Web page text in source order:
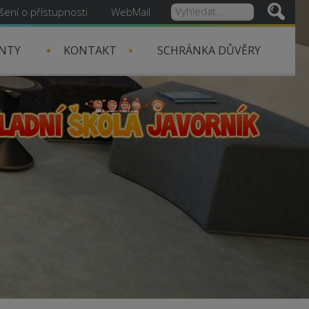
o přístupnosti WebMail
KONTAKT SCHRÁNKA DŮVĚRY